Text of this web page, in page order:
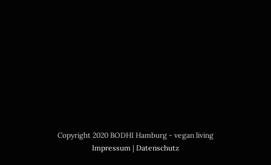
Copyright 2020 BODHI Hamburg - vegan living
Impressum | Datenschutz